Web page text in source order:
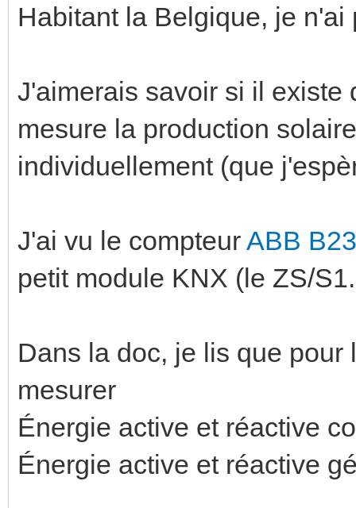
Habitant la Belgique, je n'ai
J'aimerais savoir si il existe
mesure la production
individuellement (que
J'ai vu le compteurABB
petit module KNX (le ZS/
Dans la doc, je lis que
mesurer
Énergie active et réactive
Énergie active et réactive